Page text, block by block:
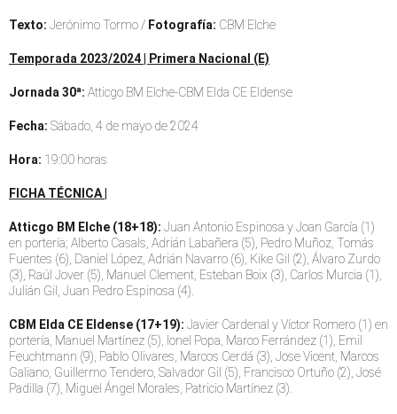
Texto: Jerónimo Tormo / Fotografía: CBM Elche
Temporada 2023/2024 | Primera Nacional (E)
Jornada 30ª: Atticgo BM Elche-CBM Elda CE Eldense
Fecha: Sábado, 4 de mayo de 2024
Hora: 19:00 horas
FICHA TÉCNICA |
Atticgo BM Elche (18+18): Juan Antonio Espinosa y Joan García (1)
en portería; Alberto Casals, Adrián Labañera (5), Pedro Muñoz, Tomás
Fuentes (6), Daniel López, Adrián Navarro (6), Kike Gil (2), Álvaro Zurdo
(3), Raúl Jover (5), Manuel Clement, Esteban Boix (3), Carlos Murcia (1),
Julián Gil, Juan Pedro Espinosa (4).
CBM Elda CE Eldense (17+19): Javier Cardenal y Víctor Romero (1) en
portería, Manuel Martínez (5), Ionel Popa, Marco Ferrández (1), Emil
Feuchtmann (9), Pablo Olivares, Marcos Cerdá (3), Jose Vicent, Marcos
Galiano, Guillermo Tendero, Salvador Gil (5), Francisco Ortuño (2), José
Padilla (7), Miguel Ángel Morales, Patricio Martínez (3).